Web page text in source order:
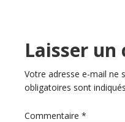
Laisser
Votre adresse e-mail ne
obligatoires sont
Commentaire *